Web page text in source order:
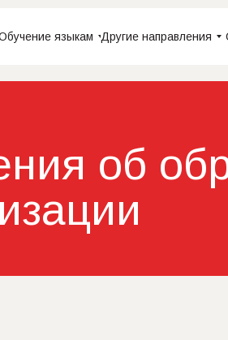
языкам Другие направления
об